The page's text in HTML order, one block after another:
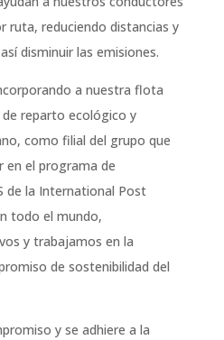
ruta, reduciendo distancias y
disminuir las emisiones.
a nuestra flota
reparto ecológico y
como filial del grupo que
en el programa de
de la International Post
todo el mundo,
y trabajamos en la
de sostenibilidad del
y se adhiere a la